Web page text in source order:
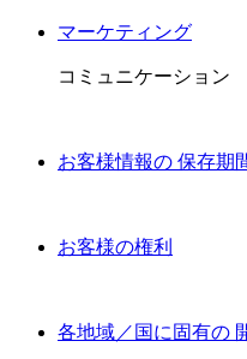
マーケティング
コミュニケーション
お客様情報の 保存期
お客様の権利
各地域／国に固有の